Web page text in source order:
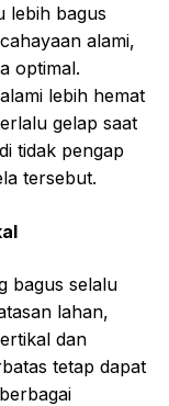
lebih bagus
alami,
optimal.
lebih hemat
gelap saat
tidak pengap
tersebut.
bagus selalu
lahan,
dan
tetap dapat